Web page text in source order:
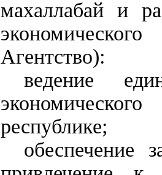
махаллабай и
Агентство):
ведение
республике;
обеспечение